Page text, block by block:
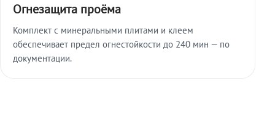
Огнезащита проёма
Комплект с минеральными плитами и клеем
обеспечивает предел огнестойкости до 240 мин — по
документации.